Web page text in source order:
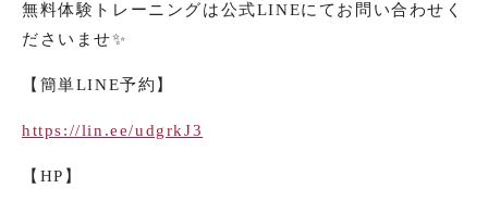
無料体験トレーニングは公式LINEにてお問い合わせく
ださいませ✨
【簡単LINE予約】
https://lin.ee/udgrkJ3
【 HP 】